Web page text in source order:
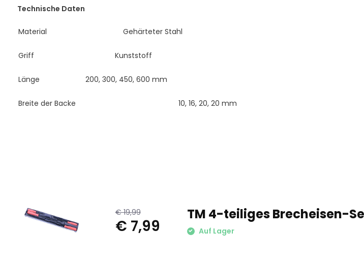
Technische Daten
Material Gehärteter Stahl
Griff Kunststoff
Länge 200, 300, 450, 600 mm
Breite der Backe 10, 16, 20, 20 mm
€ 19,99
€ 7,99
TM 4-teiliges Brecheisen-
Auf Lager